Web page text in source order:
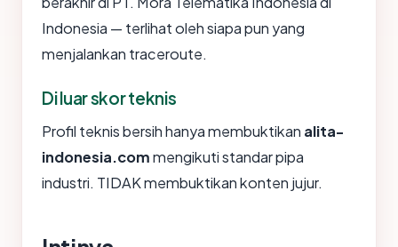
Indonesia — terlihat oleh siapa pun yang
menjalankan traceroute.
Di luar skor teknis
Profil teknis bersih hanya membuktikan alita-
indonesia.commengikuti standar pipa
industri. TIDAK membuktikan konten jujur.